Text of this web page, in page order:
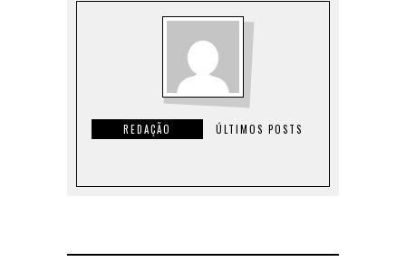
REDAÇÃO ÚLTIMOS POSTS